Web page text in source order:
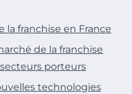
la franchise en France
de la franchise
porteurs
technologies